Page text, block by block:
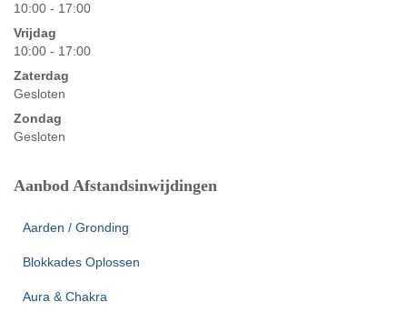
10:00 - 17:00
Vrijdag
10:00 - 17:00
Zaterdag
Gesloten
Zondag
Gesloten
Aanbod Afstandsinwijdingen
Aarden / Gronding
Blokkades Oplossen
Aura & Chakra